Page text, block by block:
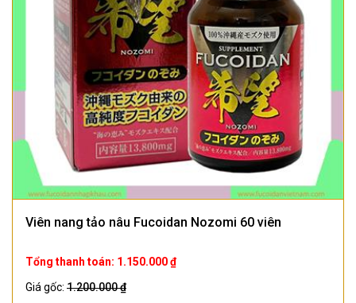
Viên nang tảo nâu Fucoidan Nozomi 60 viên
Tổng thanh toán: 1.150.000 ₫
Giá gốc: 1.200.000 ₫